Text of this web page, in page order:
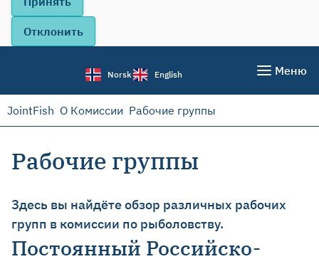
Norsk English Меню
JointFish О Комиссии Рабочие группы
Рабочие группы
Здесь вы найдёте обзор различных рабочих
групп в комиссии по рыболовству.
Постоянный Российско-